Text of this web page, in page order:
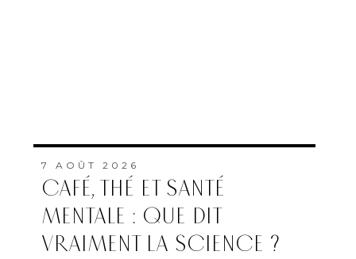
7 AOÛT 2026
CAFÉ, THÉ ET SANTÉ
MENTALE : QUE DIT
VRAIMENT LA SCIENCE ?